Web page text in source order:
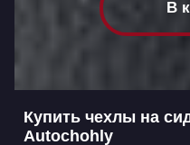
В
Купить чехлы на
Autochohly